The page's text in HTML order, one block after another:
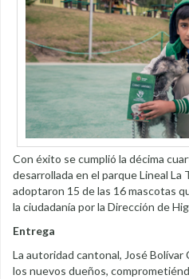
Con éxito se cumplió la décima
desarrollada en el parque Lineal La
adoptaron 15 de las 16 mascotas
la ciudadanía por la Dirección de
Entrega
La autoridad cantonal, José
los nuevos dueños,